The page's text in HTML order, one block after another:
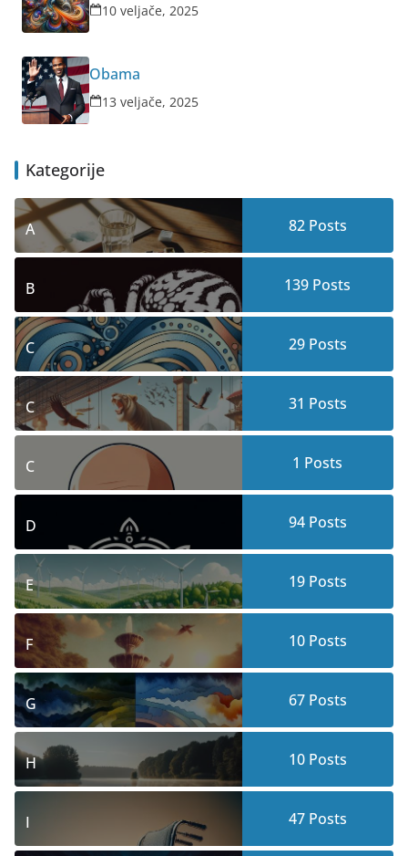
10 veljače, 2025
Obama
13 veljače, 2025
Kategorije
A 82Posts
B 139 Posts
C 29Posts
C 31 Posts
C 1 Posts
D 94Posts
E 19Posts
F 10Posts
G 67Posts
H 10Posts
I 47Posts